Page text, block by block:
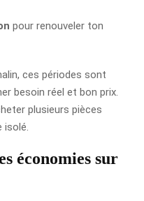
pour renouveler ton
ces périodes sont
besoin réel et bon prix.
plusieurs pièces
isolé.
économies sur